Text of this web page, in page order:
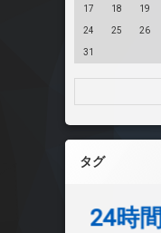
17 18 19
24 25 26
31
タグ
24時